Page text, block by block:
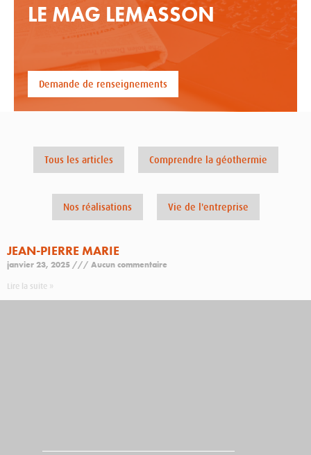
LE MAG LEMASSON
Demande de renseignements
Tous les articles Comprendre la géothermie
Nos réalisations Vie de l'entreprise
JEAN-PIERRE MARIE
janvier 23, 2025 Aucun commentaire
Lire la suite »